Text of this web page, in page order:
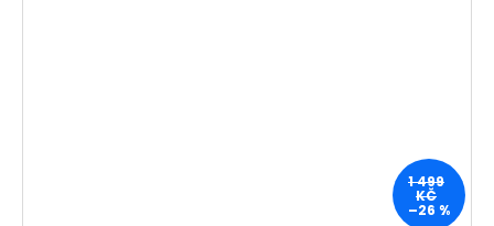
1 499
KČ
–26 %